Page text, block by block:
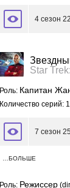
4 сезон
Star
Роль: Капитан
Количество серий:
7 сезон
…БОЛЬШЕ
Роль: Режиссер